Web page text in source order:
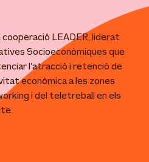
LEADER, liderat
Socioeconòmiques que
l’atracció i retenció de
econòmica a les zones
i del teletreball en els